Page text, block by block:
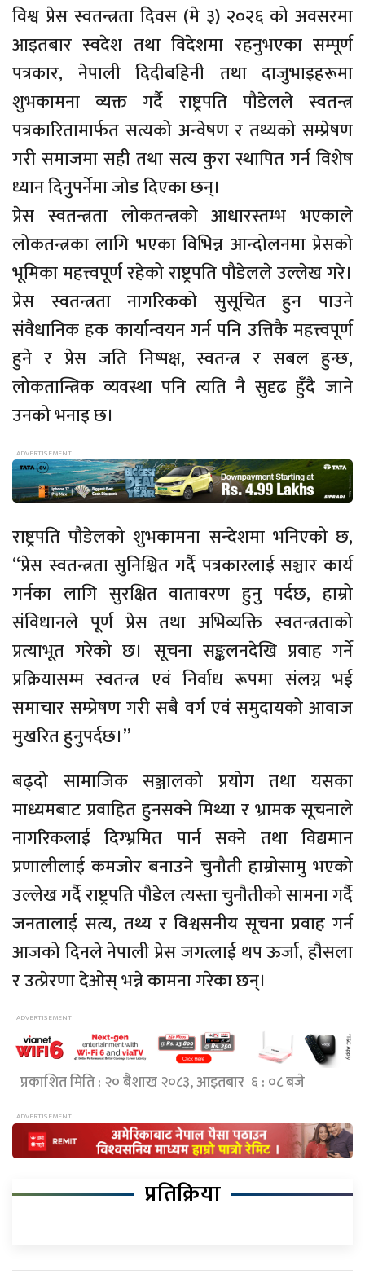
विश्व प्रेस स्वतन्त्रता दिवस (मे ३) २०२६ को अवसरमा
आइतबार स्वदेश तथा विदेशमा रहनुभएका सम्पूर्ण
पत्रकार, नेपाली दिदीबहिनी तथा दाजुभाइहरूमा
शुभकामना व्यक्त गर्दै राष्ट्रपति पौडेलले स्वतन्त्र
पत्रकारितामार्फत सत्यको अन्वेषण र तथ्यको सम्प्रेषण
गरी समाजमा सही तथा सत्य कुरा स्थापित गर्न विशेष
ध्यान दिनुपर्नेमा जोड दिएका छन्।
प्रेस स्वतन्त्रता लोकतन्त्रको आधारस्तम्भ भएकाले
लोकतन्त्रका लागि भएका विभिन्न आन्दोलनमा प्रेसको
भूमिका महत्त्वपूर्ण रहेको राष्ट्रपति पौडेलले उल्लेख गरे।
प्रेस स्वतन्त्रता नागरिकको सुसूचित हुन पाउने
संवैधानिक हक कार्यान्वयन गर्न पनि उत्तिकै महत्त्वपूर्ण
हुने र प्रेस जति निष्पक्ष, स्वतन्त्र र सबल हुन्छ,
लोकतान्त्रिक व्यवस्था पनि त्यति नै सुदृढ हुँदै जाने
उनको भनाइ छ।
राष्ट्रपति पौडेलको शुभकामना सन्देशमा भनिएको छ,
“प्रेस स्वतन्त्रता सुनिश्चित गर्दै पत्रकारलाई सञ्चार कार्य
गर्नका लागि सुरक्षित वातावरण हुनु पर्दछ, हाम्रो
संविधानले पूर्ण प्रेस तथा अभिव्यक्ति स्वतन्त्रताको
प्रत्याभूत गरेको छ। सूचना सङ्कलनदेखि प्रवाह गर्ने
प्रक्रियासम्म स्वतन्त्र एवं निर्वाध रूपमा संलग्न भई
समाचार सम्प्रेषण गरी सबै वर्ग एवं समुदायको आवाज
मुखरित हुनुपर्दछ।”
बढ्दो सामाजिक सञ्जालको प्रयोग तथा यसका
माध्यमबाट प्रवाहित हुनसक्ने मिथ्या र भ्रामक सूचनाले
नागरिकलाई दिग्भ्रमित पार्न सक्ने तथा विद्यमान
प्रणालीलाई कमजोर बनाउने चुनौती हाम्रोसामु भएको
उल्लेख गर्दै राष्ट्रपति पौडेल त्यस्ता चुनौतीको सामना गर्दै
जनतालाई सत्य, तथ्य र विश्वसनीय सूचना प्रवाह गर्न
आजको दिनले नेपाली प्रेस जगत्लाई थप ऊर्जा, हौसला
र उत्प्रेरणा देओस् भन्ने कामना गरेका छन्।
प्रकाशित मिति : २० बैशाख २०८३, आइतबार ६ : ०८ बजे
प्रतिक्रिया